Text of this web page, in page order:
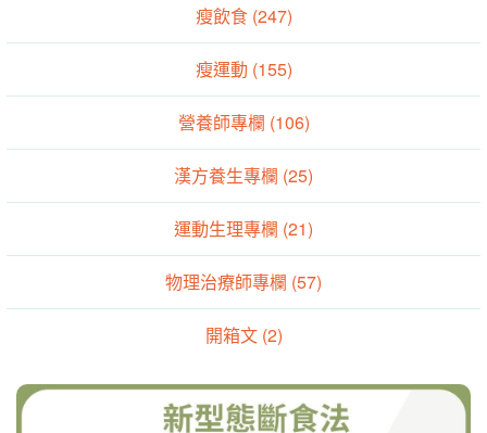
瘦飲食 (247)
瘦運動 (155)
營養師專欄 (106)
漢方養生專欄 (25)
運動生理專欄 (21)
物理治療師專欄 (57)
開箱文 (2)